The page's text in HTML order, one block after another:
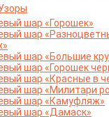
шар «Горошек»
шар
шар «Большие
шар «Горошек
шар «Красные в
шар «Милитари
шар «Камуфляж»
шар «Дамаск»